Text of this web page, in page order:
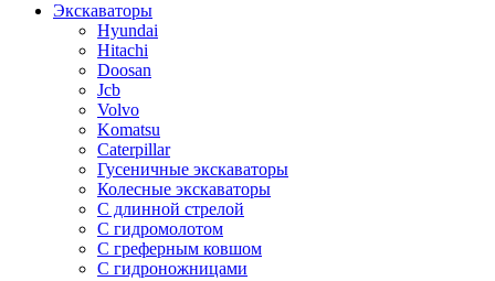
Экскаваторы
Hyundai
Hitachi
Doosan
Jcb
Volvo
Komatsu
Caterpillar
Гусеничные экскаваторы
Колесные экскаваторы
С длинной стрелой
С гидромолотом
С греферным ковшом
С гидроножницами